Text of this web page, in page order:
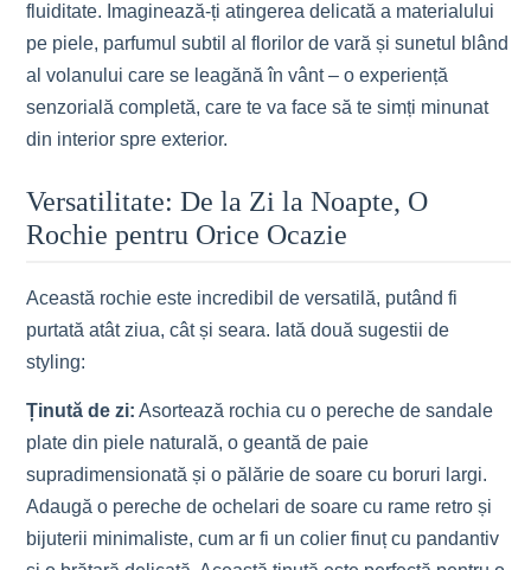
fluiditate. Imaginează-ți atingerea delicată a materialului
pe piele, parfumul subtil al florilor de vară și sunetul blând
al volanului care se leagănă în vânt – o experiență
senzorială completă, care te va face să te simți minunat
din interior spre exterior.
Versatilitate: De la Zi la Noapte, O
Rochie pentru Orice Ocazie
Această rochie este incredibil de versatilă, putând fi
purtată atât ziua, cât și seara. Iată două sugestii de
styling:
Ținută de zi: Asortează rochia cu o pereche de sandale
plate din piele naturală, o geantă de paie
supradimensionată și o pălărie de soare cu boruri largi.
Adaugă o pereche de ochelari de soare cu rame retro și
bijuterii minimaliste, cum ar fi un colier finuț cu pandantiv